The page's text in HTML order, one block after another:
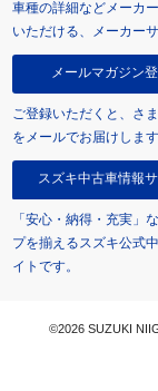
車種の詳細などメーカ
いただける、メーカーサ
メールマガジン
ご登録いただくと、さ
をメールでお届けします
スズキ中古車情報
「安心・納得・充実」
プを揃えるスズキ公式
イトです。
©2026 SUZUKI